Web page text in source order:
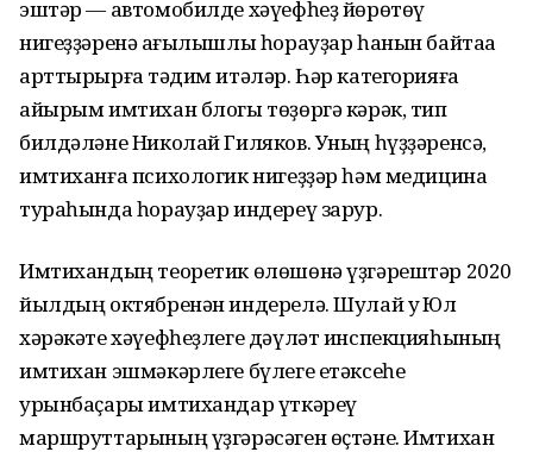
эштәр — автомобилде хәүефһеҙ йөрөтөү
нигеҙҙәренә ҡағылышлы һорауҙар һанын байтаҡҡа
арттырырға тәҡдим итәләр. Һәр категорияға
айырым имтихан блогы төҙөргә кәрәк, тип
билдәләне Николай Гиляков. Уның һүҙҙәренсә,
имтиханға психологик нигеҙҙәр һәм медицина
тураһында һорауҙар индереү зарур.
Имтихандың теоретик өлөшөнә үҙгәрештәр 2020
йылдың октябренән индерелә. Шулай уҡ Юл
хәрәкәте хәүефһеҙлеге дәүләт инспекцияһының
имтихан эшмәкәрлеге бүлеге етәксеһе
урынбаҫары имтихандар үткәреү
маршруттарының үҙгәрәсәген өҫтәне. Имтихан